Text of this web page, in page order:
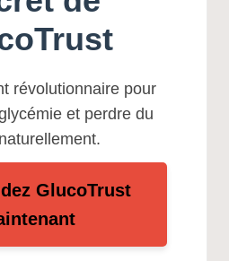
révolutionnaire pour
et perdre du
GlucoTrust